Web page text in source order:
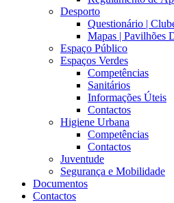
Desporto
Questionário |
Mapas | Pavilhões
Espaço Público
Espaços Verdes
Competências
Sanitários
Informações Úteis
Contactos
Higiene Urbana
Competências
Contactos
Juventude
Segurança e Mobilidade
Documentos
Contactos